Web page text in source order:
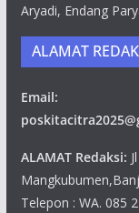
Aryadi, Endang
ALAMAT
Email:
ALAMAT Redaksi:
Telepon : WA. 085